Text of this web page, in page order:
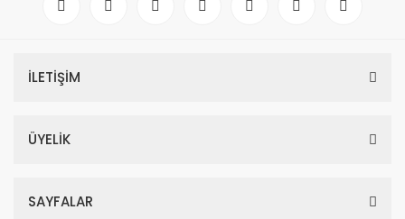
İLETİŞİM
ÜYELİK
SAYFALAR